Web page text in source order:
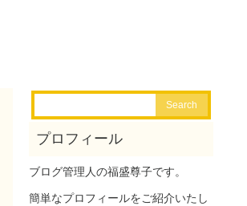
ブログ管理人の福盛尊子です。
簡単なプロフィールをご紹介いたし